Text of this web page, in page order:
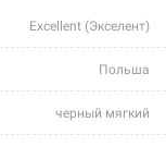
Excellent (Экселент)
Польша
черный мягкий